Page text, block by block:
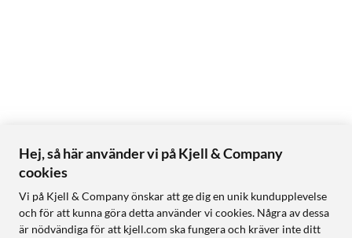
Hej, så här använder vi på Kjell & Company
cookies
Vi på Kjell & Company önskar att ge dig en unik kundupplevelse
och för att kunna göra detta använder vi cookies. Några av dessa
är nödvändiga för att kjell.com ska fungera och kräver inte ditt